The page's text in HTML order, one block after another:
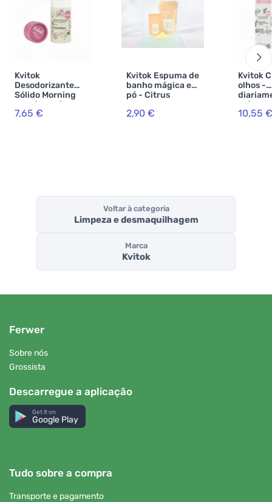
Kvitok
Desodorizante
Sólido Morning
Dew (42 ml) -
eficaz até 24
7,65 €
Kvitok Espuma de
banho mágica em
pó - Citrus
2,90 €
Kvitok
olhos -
ml) -
10,55 €
Voltar à categoria
Limpeza e desmaquilhagem
Marca
Kvitok
Ferwer
Sobre nós
Grossista
Descarregue a aplicação
Get it on
Google Play
Tudo sobre a compra
Transporte e pagamento